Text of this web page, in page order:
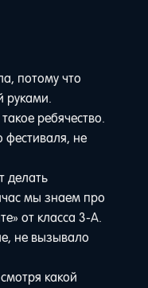
потому что
руками.
ребячество.
фестиваля, не
делать
мы знаем про
от класса 3-A.
не вызывало
какой